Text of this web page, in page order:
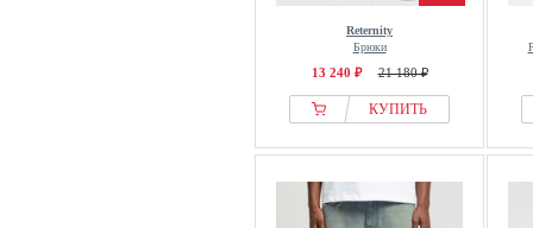
Reternity
Брюки
13 240 ₽ 21 180 ₽
КУПИТЬ